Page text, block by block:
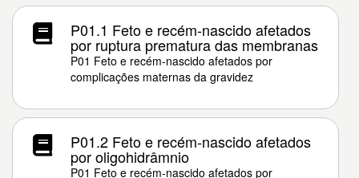
P01.1 Feto e recém-nascido afetados
por ruptura prematura das membranas
P01 Feto e recém-nascido afetados por
complicações maternas da gravidez
P01.2 Feto e recém-nascido afetados
por oligohidrâmnio
P01 Feto e recém-nascido afetados por